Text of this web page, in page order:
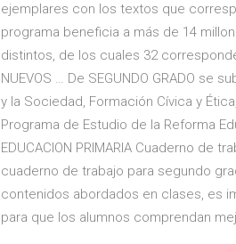
ejemplares con los textos que
programa beneficia a más de 14
distintos, de los cuales 32
NUEVOS … De SEGUNDO GRADO se
y la Sociedad, Formación Cívica y
Programa de Estudio de la Reforma
EDUCACION PRIMARIA Cuaderno de
cuaderno de trabajo para segundo
contenidos abordados en clases, es
para que los alumnos comprendan